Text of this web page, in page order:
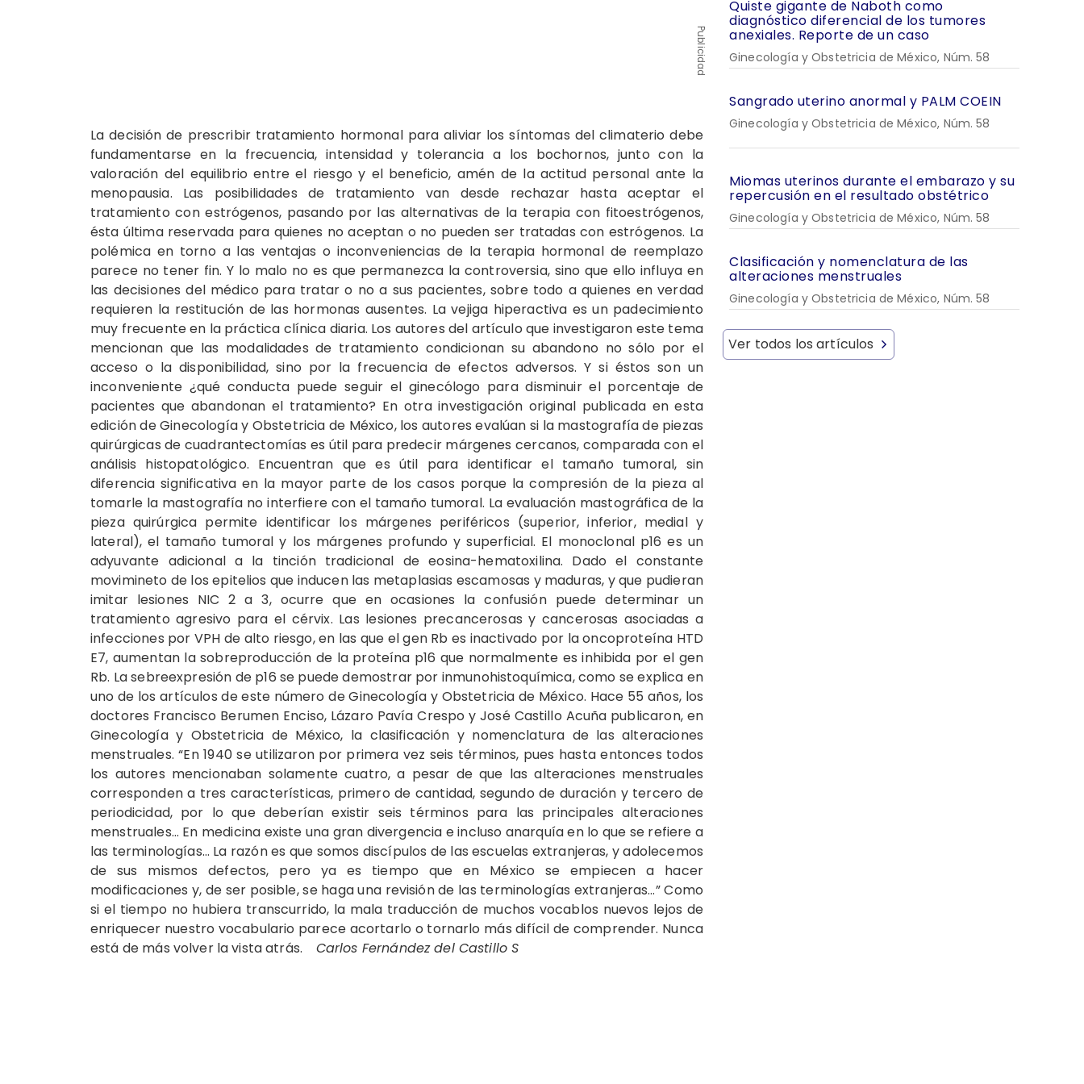
Publicidad
La decisión de prescribir tratamiento hormonal para aliviar los síntomas del climaterio debe
fundamentarse en la frecuencia, intensidad y tolerancia a los bochornos, junto con la
valoración del equilibrio entre el riesgo y el beneficio, amén de la actitud personal ante la
menopausia. Las posibilidades de tratamiento van desde rechazar hasta aceptar el
tratamiento con estrógenos, pasando por las alternativas de la terapia con fitoestrógenos,
ésta última reservada para quienes no aceptan o no pueden ser tratadas con estrógenos. La
polémica en torno a las ventajas o inconveniencias de la terapia hormonal de reemplazo
parece no tener fin. Y lo malo no es que permanezca la controversia, sino que ello influya en
las decisiones del médico para tratar o no a sus pacientes, sobre todo a quienes en verdad
requieren la restitución de las hormonas ausentes. La vejiga hiperactiva es un padecimiento
muy frecuente en la práctica clínica diaria. Los autores del artículo que investigaron este tema
mencionan que las modalidades de tratamiento condicionan su abandono no sólo por el
acceso o la disponibilidad, sino por la frecuencia de efectos adversos. Y si éstos son un
inconveniente ¿qué conducta puede seguir el ginecólogo para disminuir el porcentaje de
pacientes que abandonan el tratamiento? En otra investigación original publicada en esta
edición de Ginecología y Obstetricia de México, los autores evalúan si la mastografía de piezas
quirúrgicas de cuadrantectomías es útil para predecir márgenes cercanos, comparada con el
análisis histopatológico. Encuentran que es útil para identificar el tamaño tumoral, sin
diferencia significativa en la mayor parte de los casos porque la compresión de la pieza al
tomarle la mastografía no interfiere con el tamaño tumoral. La evaluación mastográfica de la
pieza quirúrgica permite identificar los márgenes periféricos (superior, inferior, medial y
lateral), el tamaño tumoral y los márgenes profundo y superficial. El monoclonal p16 es un
adyuvante adicional a la tinción tradicional de eosina-hematoxilina. Dado el constante
movimineto de los epitelios que inducen las metaplasias escamosas y maduras, y que pudieran
imitar lesiones NIC 2 a 3, ocurre que en ocasiones la confusión puede determinar un
tratamiento agresivo para el cérvix. Las lesiones precancerosas y cancerosas asociadas a
infecciones por VPH de alto riesgo, en las que el gen Rb es inactivado por la oncoproteína HTD
E7, aumentan la sobreproducción de la proteína p16 que normalmente es inhibida por el gen
Rb. La sebreexpresión de p16 se puede demostrar por inmunohistoquímica, como se explica en
uno de los artículos de este número de Ginecología y Obstetricia de México. Hace 55 años, los
doctores Francisco Berumen Enciso, Lázaro Pavía Crespo y José Castillo Acuña publicaron, en
Ginecología y Obstetricia de México, la clasificación y nomenclatura de las alteraciones
menstruales. “En 1940 se utilizaron por primera vez seis términos, pues hasta entonces todos
los autores mencionaban solamente cuatro, a pesar de que las alteraciones menstruales
corresponden a tres características, primero de cantidad, segundo de duración y tercero de
periodicidad, por lo que deberían existir seis términos para las principales alteraciones
menstruales… En medicina existe una gran divergencia e incluso anarquía en lo que se refiere a
las terminologías… La razón es que somos discípulos de las escuelas extranjeras, y adolecemos
de sus mismos defectos, pero ya es tiempo que en México se empiecen a hacer
modificaciones y, de ser posible, se haga una revisión de las terminologías extranjeras…” Como
si el tiempo no hubiera transcurrido, la mala traducción de muchos vocablos nuevos lejos de
enriquecer nuestro vocabulario parece acortarlo o tornarlo más difícil de comprender. Nunca
está de más volver la vista atrás. Carlos Fernández del Castillo S
Quiste gigante de Naboth como
diagnóstico diferencial de los tumores
anexiales. Reporte de un caso
Ginecología y Obstetricia de México, Núm. 58
Sangrado uterino anormal y PALM COEIN
Ginecología y Obstetricia de México, Núm. 58
Miomas uterinos durante el embarazo y su
repercusión en el resultado obstétrico
Ginecología y Obstetricia de México, Núm. 58
Clasificación y nomenclatura de las
alteraciones menstruales
Ginecología y Obstetricia de México, Núm. 58
Ver todos los artículos